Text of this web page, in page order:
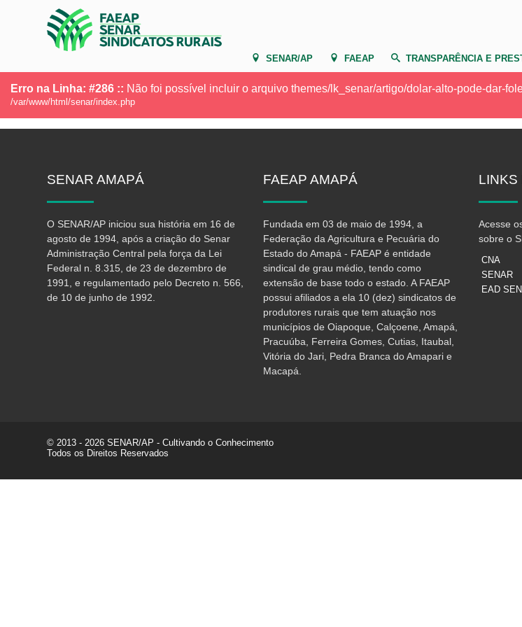
SENAR/AP FAEAP TRANSPARÊNCIA E
Erro na Linha: #286 :: Não foi possível incluir o arquivo themes/lk_senar/artigo/dolar-alto-pode-dar-
/var/www/html/senar/index.php
SENAR AMAPÁ
O SENAR/AP iniciou sua história em 16 de
agosto de 1994, após a criação do Senar
Administração Central pela força da Lei
Federal n. 8.315, de 23 de dezembro de
1991, e regulamentado pelo Decreto n. 566,
de 10 de junho de 1992.
FAEAP AMAPÁ
Fundada em 03 de maio de 1994, a
Federação da Agricultura e Pecuária do
Estado do Amapá - FAEAP é entidade
sindical de grau médio, tendo como
extensão de base todo o estado. A FAEAP
possui afiliados a ela 10 (dez) sindicatos de
produtores rurais que tem atuação nos
municípios de Oiapoque, Calçoene, Amapá,
Pracuúba, Ferreira Gomes, Cutias, Itaubal,
Vitória do Jari, Pedra Branca do Amapari e
Macapá.
LINKS
Acesse
sobre o
CNA
SENAR
EAD
© 2013 - 2026 SENAR/AP - Cultivando o Conhecimento
Todos os Direitos Reservados